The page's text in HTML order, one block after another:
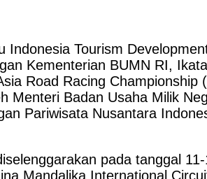
Tourism
Kementerian BUMN RI,
Road Racing
Badan Usaha Milik
Pariwisata Nusantara
pada tanggal
Mandalika International